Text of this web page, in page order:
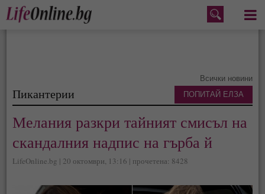
Меню
Всички новини
Пикантерии
Мелания разкри тайният смисъл на
скандалния надпис на гърба й
LifeOnline.bg | 20 октомври, 13:16 | прочетена: 8428
ПОПИТАЙ ЕЛЗА